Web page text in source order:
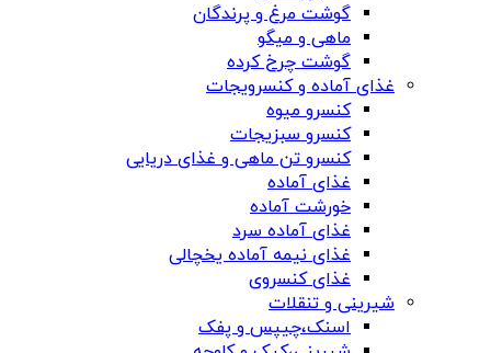
گوشت مرغ و پرندگان
ماهی و میگو
گوشت چرخ کرده
غذای آماده و کنسرویجات
کنسرو میوه
کنسرو سبزیجات
کنسرو تن ماهی و غذای دریایی
غذای آماده
خورشت آماده
غذای آماده سرد
غذای نیمه آماده یخچالی
غذای کنسروی
شیرینی و تنقلات
اسنک،چیپس و پفک